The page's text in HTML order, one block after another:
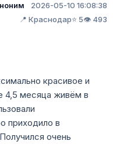
2026-05-10 16:08:38
📍 Краснодар⭐ 5👁️ 493
красивое и
4,5 месяца живём в
приходило в
очень